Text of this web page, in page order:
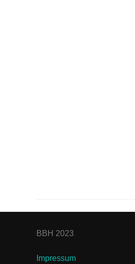
BBH 2023
Impressum